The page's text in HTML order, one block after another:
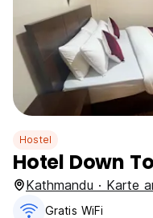
Hostel
Hotel Down
Kathmandu · Karte
Gratis WiFi